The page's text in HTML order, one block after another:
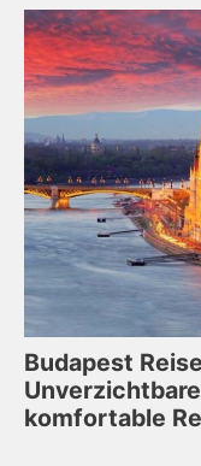
Budapest
komfortable